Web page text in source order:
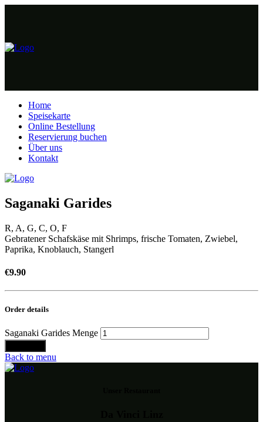
Home
Speisekarte
Online Bestellung
Reservierung buchen
Über uns
Kontakt
Saganaki Garides
R, A, G, C, O, F
Gebratener Schafskäse mit Shrimps, frische Tomaten, Zwiebel,
Paprika, Knoblauch, Stangerl
€9.90
Order details
Saganaki Garides Menge
Back to menu